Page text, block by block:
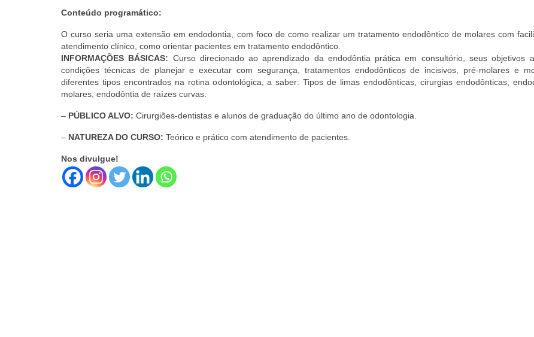
Conteúdo programático:
O curso seria uma extensão em endodontia, com foco de como realizar um tratamento endodôntico de molares com
atendimento clínico, como orientar pacientes em tratamento endodôntico.
INFORMAÇÕES BÁSICAS: Curso direcionado ao aprendizado da endodôntia prática em consultório, seus objetivos
condições técnicas de planejar e executar com segurança, tratamentos endodônticos de incisivos, pré-molares e
diferentes tipos encontrados na rotina odontológica, a saber: Tipos de limas endodônticas, cirurgias endodônticas,
molares, endodôntia de raízes curvas.
– PÚBLICO ALVO: Cirurgiões-dentistas e alunos de graduação do último ano de odontologia.
– NATUREZA DO CURSO: Teórico e prático com atendimento de pacientes.
Nos divulgue!